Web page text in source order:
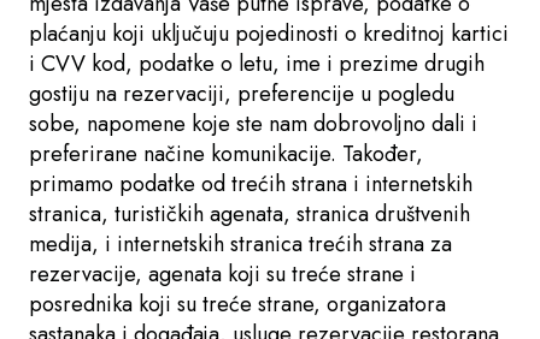
plaćanju koji uključuju pojedinosti o kreditnoj kartici
i CVV kod, podatke o letu, ime i prezime drugih
gostiju na rezervaciji, preferencije u pogledu
sobe, napomene koje ste nam dobrovoljno dali i
preferirane načine komunikacije. Također,
primamo podatke od trećih strana i internetskih
stranica, turističkih agenata, stranica društvenih
medija, i internetskih stranica trećih strana za
rezervacije, agenata koji su treće strane i
posrednika koji su treće strane, organizatora